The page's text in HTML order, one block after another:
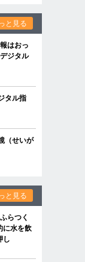
と見る
はおっ
ジタル
タル指
（せいが
と見る
らつく
に水を飲
し